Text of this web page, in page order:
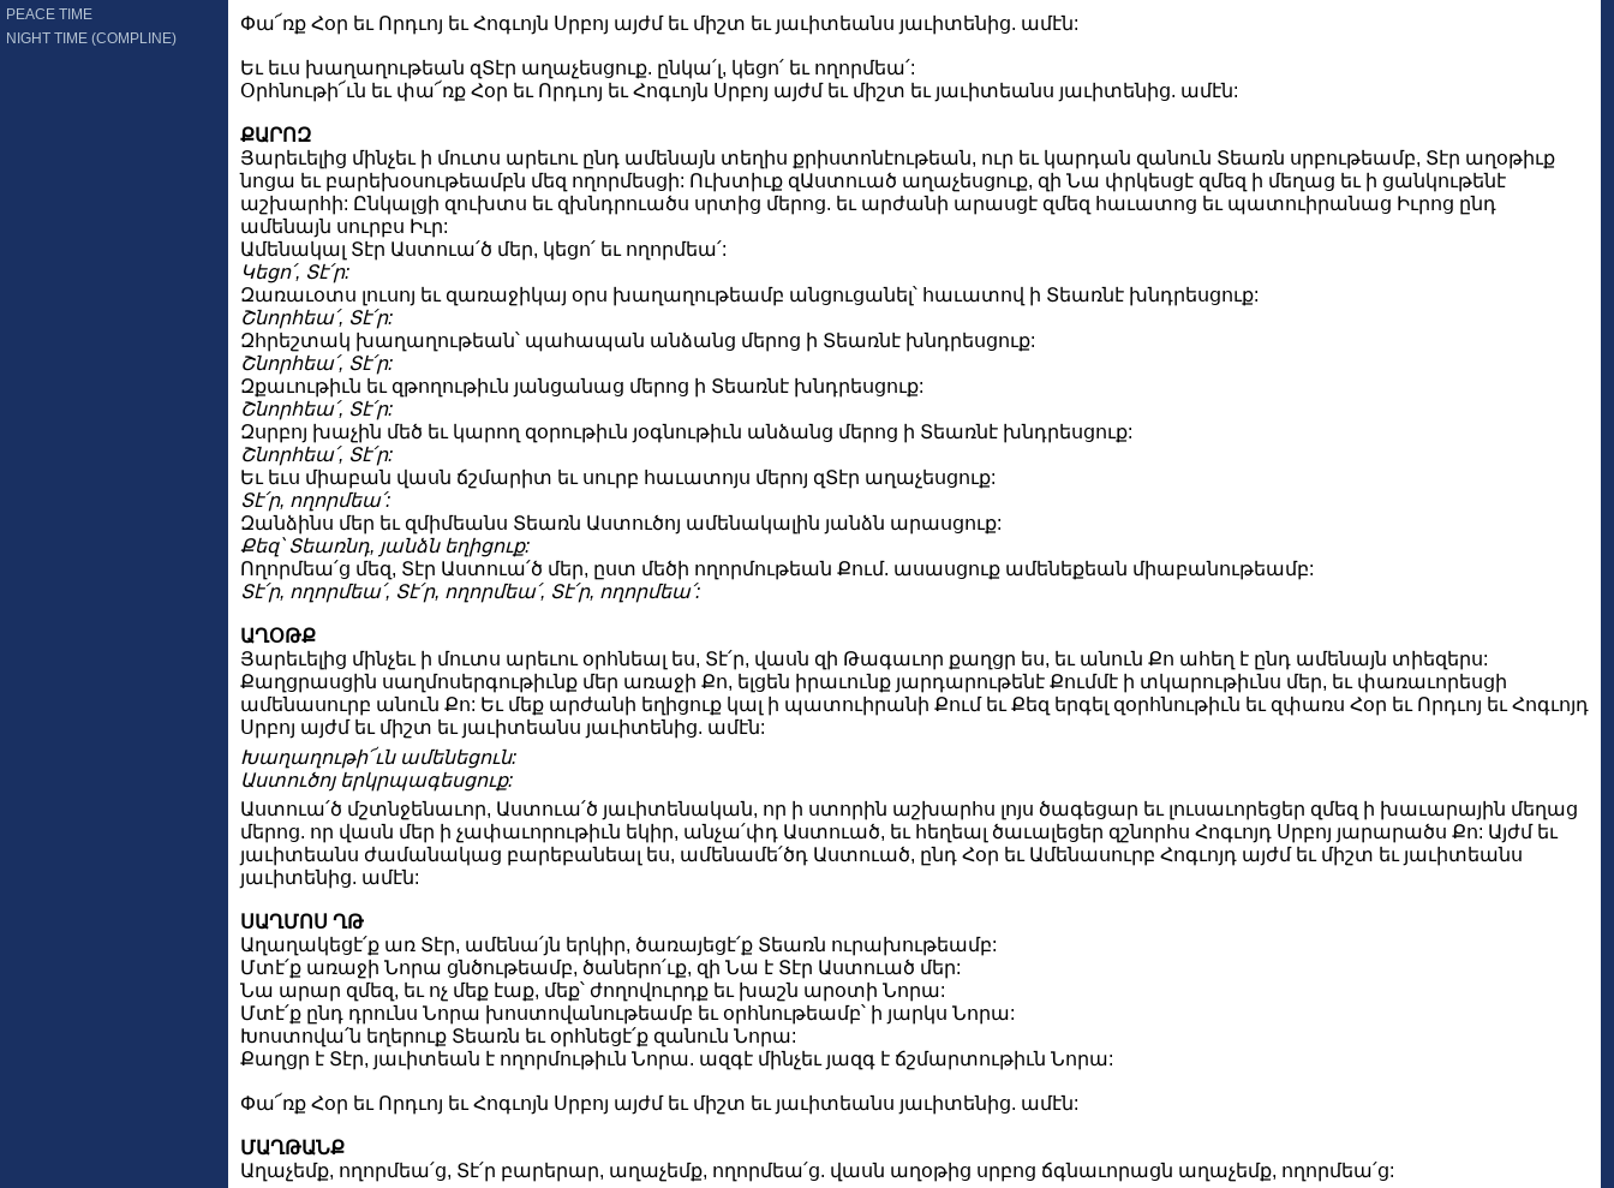
PEACE TIME
NIGHT TIME (COMPLINE)
Փա՜ռք Հօր եւ Որդւոյ եւ Հոգւոյն Սրբոյ այժմ եւ միշտ եւ յաւիտեանս յաւիտենից. ամէն:
Եւ եւս խաղաղութեան զՏէր աղաչեսցուք. ընկա՛լ, կեցո՛ եւ ողորմեա՛:
Օրհնութի՜ւն եւ փա՜ռք Հօր եւ Որդւոյ եւ Հոգւոյն Սրբոյ այժմ եւ միշտ եւ յաւիտեանս յաւիտենից. ամէն:
ՔԱՐՈԶ
Յարեւելից մինչեւ ի մուտս արեւու ընդ ամենայն տեղիս քրիստոնէութեան, ուր եւ կարդան զանուն Տեառն սրբութեամբ, Տէր աղօթիւք
նոցա եւ բարեխօսութեամբն մեզ ողորմեսցի: Ուխտիւք զԱստուած աղաչեսցուք, զի Նա փրկեսցէ զմեզ ի մեղաց եւ ի ցանկութենէ
աշխարհի: Ընկալցի զուխտս եւ զխնդրուածս սրտից մերոց. եւ արժանի արասցէ զմեզ հաւատոց եւ պատուիրանաց Իւրոց ընդ
ամենայն սուրբս Իւր:
Ամենակալ Տէր Աստուա՛ծ մեր, կեցո՛ եւ ողորմեա՛:
Կեցո՛, Տէ՛ր:
Զառաւօտս լուսոյ եւ զառաջիկայ օրս խաղաղութեամբ անցուցանել՝ հաւատով ի Տեառնէ խնդրեսցուք:
Շնորհեա՛, Տէ՛ր:
Զհրեշտակ խաղաղութեան՝ պահապան անձանց մերոց ի Տեառնէ խնդրեսցուք:
Շնորհեա՛, Տէ՛ր:
Զքաւութիւն եւ զթողութիւն յանցանաց մերոց ի Տեառնէ խնդրեսցուք:
Շնորհեա՛, Տէ՛ր:
Զսրբոյ խաչին մեծ եւ կարող զօրութիւն յօգնութիւն անձանց մերոց ի Տեառնէ խնդրեսցուք:
Շնորհեա՛, Տէ՛ր:
Եւ եւս միաբան վասն ճշմարիտ եւ սուրբ հաւատոյս մերոյ զՏէր աղաչեսցուք:
Տէ՛ր, ողորմեա՛:
Զանձինս մեր եւ զմիմեանս Տեառն Աստուծոյ ամենակալին յանձն արասցուք:
Քեզ՝ Տեառնդ, յանձն եղիցուք:
Ողորմեա՛ց մեզ, Տէր Աստուա՛ծ մեր, ըստ մեծի ողորմութեան Քում. ասասցուք ամենեքեան միաբանութեամբ:
Տէ՛ր, ողորմեա՛, Տէ՛ր, ողորմեա՛, Տէ՛ր, ողորմեա՛:
ԱՂՕԹՔ
Յարեւելից մինչեւ ի մուտս արեւու օրհնեալ ես, Տէ՛ր, վասն զի Թագաւոր քաղցր ես, եւ անուն Քո ահեղ է ընդ ամենայն տիեզերս:
Քաղցրասցին սաղմոսերգութիւնք մեր առաջի Քո, ելցեն իրաւունք յարդարութենէ Քումմէ ի տկարութիւնս մեր, եւ փառաւորեսցի
ամենասուրբ անուն Քո: Եւ մեք արժանի եղիցուք կալ ի պատուիրանի Քում եւ Քեզ երգել զօրհնութիւն եւ զփառս Հօր եւ Որդւոյ եւ Հոգւոյդ
Սրբոյ այժմ եւ միշտ եւ յաւիտեանս յաւիտենից. ամէն:
Խաղաղութի՜ւն ամենեցուն:
Աստուծոյ երկրպագեսցուք:
Աստուա՛ծ մշտնջենաւոր, Աստուա՛ծ յաւիտենական, որ ի ստորին աշխարհս լոյս ծագեցար եւ լուսաւորեցեր զմեզ ի խաւարային մեղաց
մերոց. որ վասն մեր ի չափաւորութիւն եկիր, անչա՛փդ Աստուած, եւ հեղեալ ծաւալեցեր զշնորհս Հոգւոյդ Սրբոյ յարարածս Քո: Այժմ եւ
յաւիտեանս ժամանակաց բարեբանեալ ես, ամենամե՛ծդ Աստուած, ընդ Հօր եւ Ամենասուրբ Հոգւոյդ այժմ եւ միշտ եւ յաւիտեանս
յաւիտենից. ամէն:
ՍԱՂՄՈՍ ՂԹ
Աղաղակեցէ՛ք առ Տէր, ամենա՛յն երկիր, ծառայեցէ՛ք Տեառն ուրախութեամբ:
Մտէ՛ք առաջի Նորա ցնծութեամբ, ծաներո՛ւք, զի Նա է Տէր Աստուած մեր:
Նա արար զմեզ, եւ ոչ մեք էաք, մեք՝ ժողովուրդք եւ խաշն արօտի Նորա:
Մտէ՛ք ընդ դրունս Նորա խոստովանութեամբ եւ օրհնութեամբ՝ ի յարկս Նորա:
Խոստովա՛ն եղերուք Տեառն եւ օրհնեցէ՛ք զանուն Նորա:
Քաղցր է Տէր, յաւիտեան է ողորմութիւն Նորա. ազգէ մինչեւ յազգ է ճշմարտութիւն Նորա:
Փա՜ռք Հօր եւ Որդւոյ եւ Հոգւոյն Սրբոյ այժմ եւ միշտ եւ յաւիտեանս յաւիտենից. ամէն:
ՄԱՂԹԱՆՔ
Աղաչեմք, ողորմեա՛ց, Տէ՛ր բարերար, աղաչեմք, ողորմեա՛ց. վասն աղօթից սրբոց ճգնաւորացն աղաչեմք, ողորմեա՛ց: